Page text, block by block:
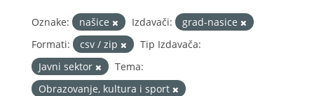
Oznake: našice Izdavači:
grad-nasice
Formati:
csv / zip
Tip Izdavača:
Javni sektor
Tema:
Obrazovanje, kultura i sport